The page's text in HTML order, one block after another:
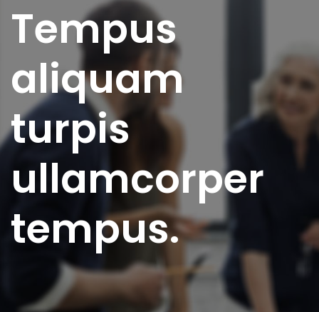
Tempus
aliquam
turpis
ullamcorper
tempus.